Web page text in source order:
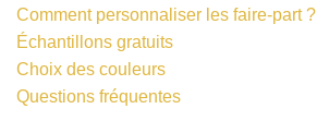
Comment personnaliser les faire-part ?
Échantillons gratuits
Choix des couleurs
Questions fréquentes